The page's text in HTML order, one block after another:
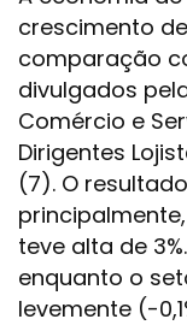
crescimento
comparação
divulgados
Comércio e
Dirigentes
(7). O
teve alta de
enquanto o
levemente (-